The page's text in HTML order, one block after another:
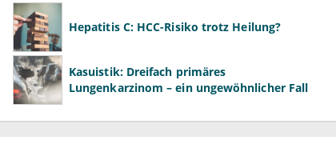
Hepatitis C: HCC-Risiko trotz Heilung?
Kasuistik: Dreifach primäres
Lungenkarzinom – ein ungewöhnlicher Fall